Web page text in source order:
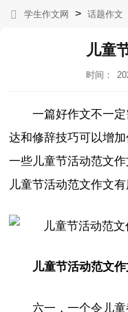
学生作文网 > 话题作文
儿童
时间：
一篇好作文不一
达和修辞技巧可以增
一些儿童节活动范文
儿童节活动范文作文有
儿童节活动范文
六一，一个令儿